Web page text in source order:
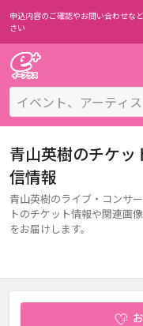
申込内容のご確認やお問い合わせな
さい
青山英樹のチケ
信情報
青山英樹のライブ・コンサ
トのチケット情報や関連画
をお届けします。